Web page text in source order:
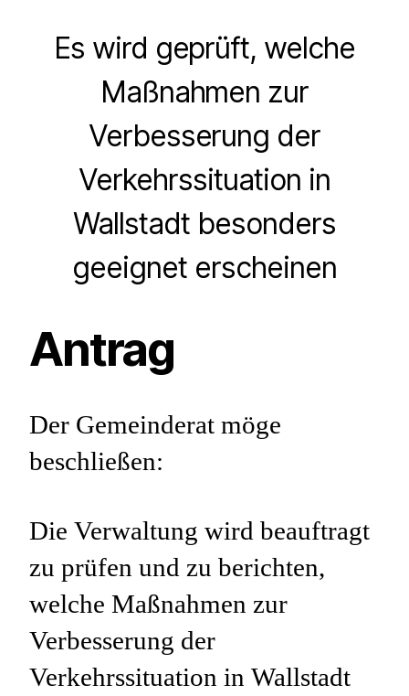
Es wird geprüft, welche
Maßnahmen zur
Verbesserung der
Verkehrssituation in
Wallstadt besonders
geeignet erscheinen
Antrag
Der Gemeinderat möge
beschließen:
Die Verwaltung wird beauftragt
zu prüfen und zu berichten,
welche Maßnahmen zur
Verbesserung der
Verkehrssituation in Wallstadt